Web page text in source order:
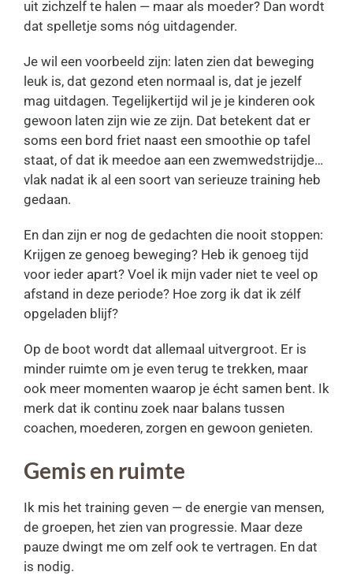
uit zichzelf te halen — maar als moeder? Dan wordt
dat spelletje soms nóg uitdagender.
Je wil een voorbeeld zijn: laten zien dat beweging
leuk is, dat gezond eten normaal is, dat je jezelf
mag uitdagen. Tegelijkertijd wil je je kinderen ook
gewoon laten zijn wie ze zijn. Dat betekent dat er
soms een bord friet naast een smoothie op tafel
staat, of dat ik meedoe aan een zwemwedstrijdje…
vlak nadat ik al een soort van serieuze training heb
gedaan.
En dan zijn er nog de gedachten die nooit stoppen:
Krijgen ze genoeg beweging? Heb ik genoeg tijd
voor ieder apart? Voel ik mijn vader niet te veel op
afstand in deze periode? Hoe zorg ik dat ik zélf
opgeladen blijf?
Op de boot wordt dat allemaal uitvergroot. Er is
minder ruimte om je even terug te trekken, maar
ook meer momenten waarop je écht samen bent. Ik
merk dat ik continu zoek naar balans tussen
coachen, moederen, zorgen en gewoon genieten.
Gemis en ruimte
Ik mis het training geven — de energie van mensen,
de groepen, het zien van progressie. Maar deze
pauze dwingt me om zelf ook te vertragen. En dat
is nodig.